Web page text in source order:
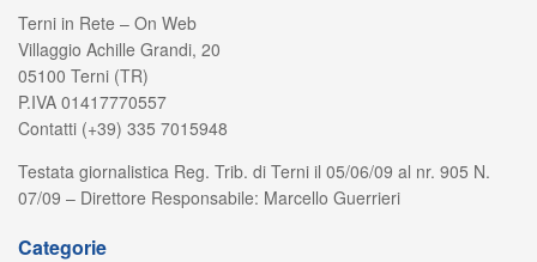
Terni in Rete – On Web
Villaggio Achille Grandi, 20
05100 Terni (TR)
P.IVA 01417770557
Contatti (+39) 335 7015948
Testata giornalistica Reg. Trib. di Terni il 05/06/09 al nr. 905 N.
07/09 – Direttore Responsabile: Marcello Guerrieri
Categorie